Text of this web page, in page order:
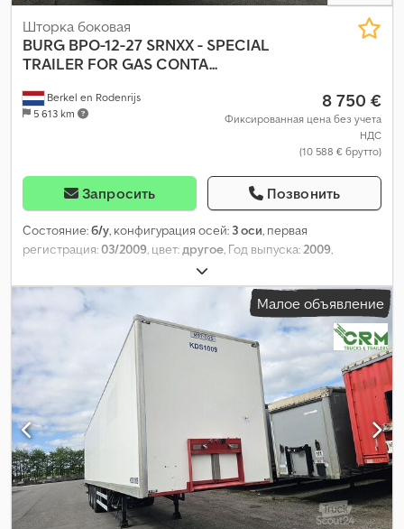
Berkel en Rodenrijs
5 613 km
Шторка боковая
BURG BPO-12-27 SRNXX - SPECIAL
TRAILER FOR GAS CONTA...
8 750 €
Фиксированная цена без учета
НДС
(10 588 € брутто)
Запросить Позвонить
Состояние:б/у, конфигурация осей: 3 оси, первая
регистрация:03/2009, цвет:другое, Год выпуска:2009,
Малое объявление